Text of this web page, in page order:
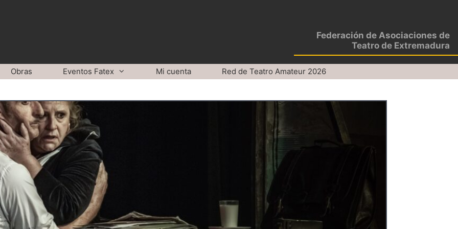
Federación de Asociaciones de
Teatro de Extremadura
Obras Eventos Fatex Mi cuenta Red de Teatro Amateur 2026